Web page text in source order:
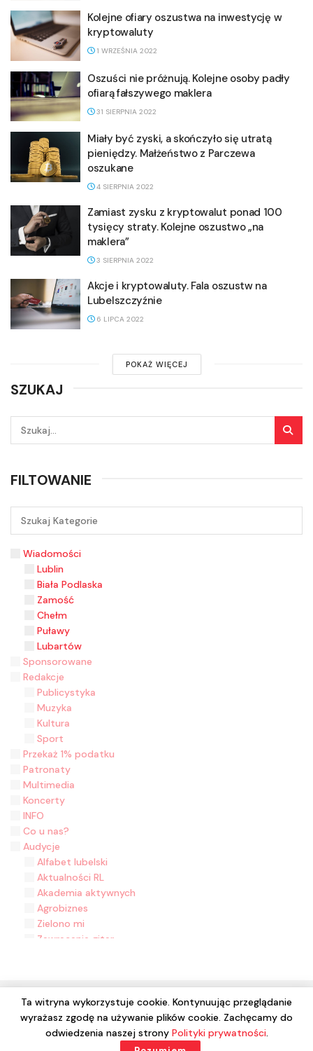
Kolejne ofiary oszustwa na inwestycję w
kryptowaluty
1 WRZEŚNIA 2022
Oszuści nie próżnują. Kolejne osoby padły
ofiarą fałszywego maklera
31 SIERPNIA 2022
Miały być zyski, a skończyło się utratą
pieniędzy. Małżeństwo z Parczewa
oszukane
4 SIERPNIA 2022
Zamiast zysku z kryptowalut ponad 100
tysięcy straty. Kolejne oszustwo „na
maklera”
3 SIERPNIA 2022
Akcje i kryptowaluty. Fala oszustw na
Lubelszczyźnie
6 LIPCA 2022
POKAŻ WIĘCEJ
SZUKAJ
FILTOWANIE
Wiadomości
Lublin
Biała Podlaska
Zamość
Chełm
Puławy
Lubartów
Sponsorowane
Redakcje
Publicystyka
Muzyka
Kultura
Sport
Przekaż 1% podatku
Patronaty
Multimedia
Koncerty
INFO
Co u nas?
Audycje
Alfabet lubelski
Aktualności RL
Akademia aktywnych
Agrobiznes
Zielono mi
Zawracanie gitar
Z folklorem na ty
Wyjęte z kontekstu
Wydział Muzyki
Wieści z Ziemi Łukowskiej - 2020 rok
© 2024 Wszelkie prawa zastrzeżone. Radio Lublin S.A. w
likwidacji
Ta witryna wykorzystuje cookie. Kontynuując przeglądanie
wyrażasz zgodę na używanie plików cookie. Zachęcamy do
odwiedzenia naszej strony Polityki prywatności.